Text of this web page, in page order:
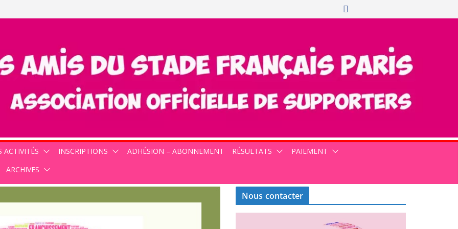
ACTIVITÉS INSCRIPTIONS ADHÉSION – ABONNEMENT RÉSULTATS
PAIEMENT
ARCHIVES
Nous contacter